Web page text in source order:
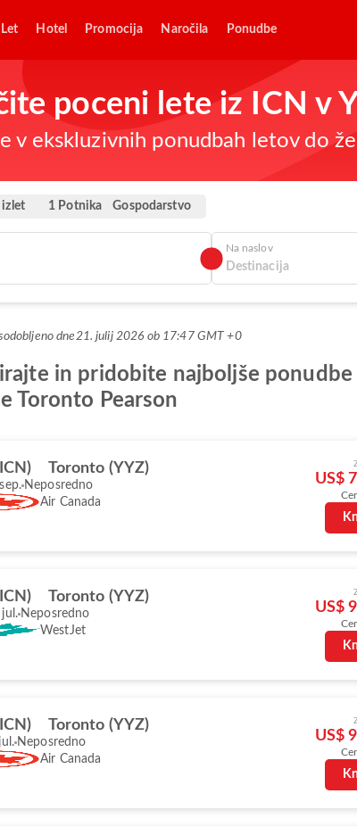
Let Hotel Promocija Naročila Ponudbe
poceni lete iz ICN v
v ekskluzivnih ponudbah letov do
izlet 1 Potnika Gospodarstvo
Na naslov
dne21. julij 2026 ob 17:47 GMT +0
in pridobite najboljše
Toronto Pearson
Toronto (YYZ)
Neposredno
Air Canada
US$
Toronto (YYZ)
jul. Neposredno
WestJet
US$
Toronto (YYZ)
Neposredno
Air Canada
US$